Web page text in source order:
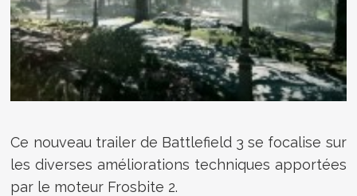
Ce nouveau trailer de Battlefield 3 se focalise sur
les diverses améliorations techniques apportées
par le moteur Frosbite 2.